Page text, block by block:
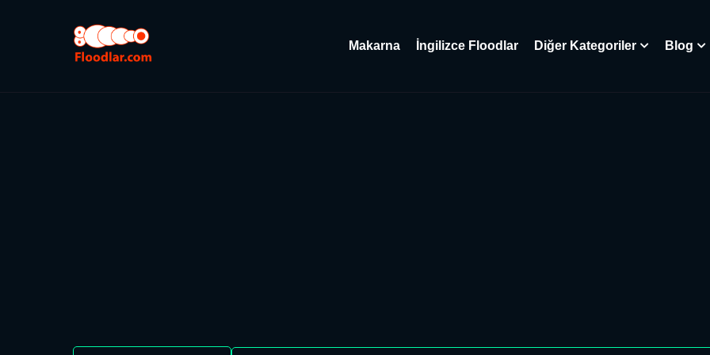
Makarna İngilizce Floodlar Diğer Kategoriler Blog